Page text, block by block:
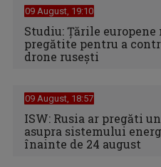
09 August, 19:10
Studiu: Ţările
pregătite pentru a
drone ruseşti
09 August, 18:57
ISW: Rusia ar pregăti
asupra sistemului
înainte de 24 august